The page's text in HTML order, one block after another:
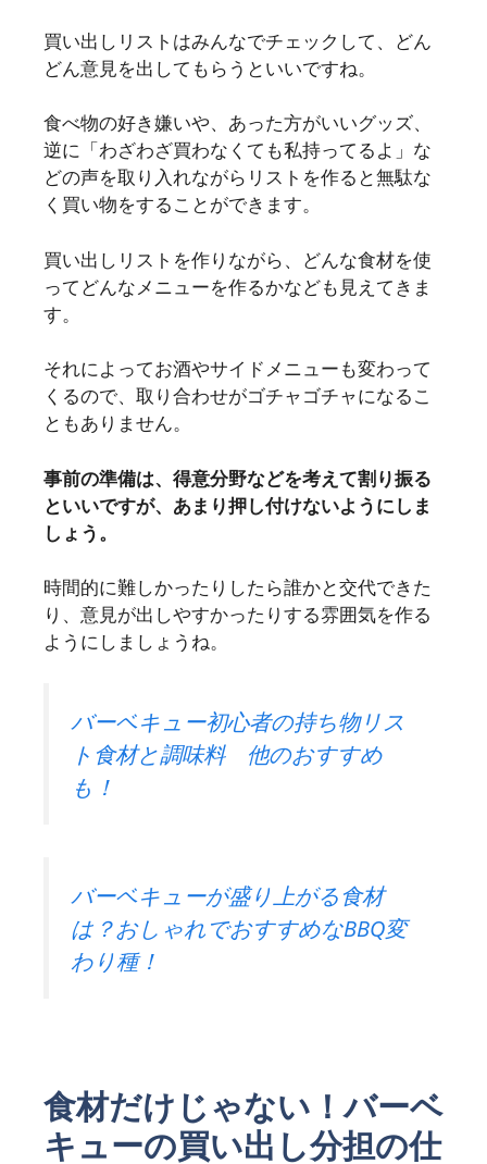
買い出しリストはみんなでチェックして、どん
どん意見を出してもらうといいですね。
食べ物の好き嫌いや、あった方がいいグッズ、
逆に「わざわざ買わなくても私持ってるよ」な
どの声を取り入れながらリストを作ると無駄な
く買い物をすることができます。
買い出しリストを作りながら、どんな食材を使
ってどんなメニューを作るかなども見えてきま
す。
それによってお酒やサイドメニューも変わって
くるので、取り合わせがゴチャゴチャになるこ
ともありません。
事前の準備は、得意分野などを考えて割り振る
といいですが、あまり押し付けないようにしま
しょう。
時間的に難しかったりしたら誰かと交代できた
り、意見が出しやすかったりする雰囲気を作る
ようにしましょうね。
バーベキュー初心者の持ち物リス
ト食材と調味料 他のおすすめ
も！
バーベキューが盛り上がる食材
は？おしゃれでおすすめなBBQ変
わり種！
食材だけじゃない！バーベ
キューの買い出し分担の仕